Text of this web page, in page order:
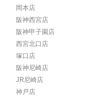
岡本店
阪神西宮店
阪神甲子園店
西宮北口店
塚口店
阪神尼崎店
JR尼崎店
神戸店